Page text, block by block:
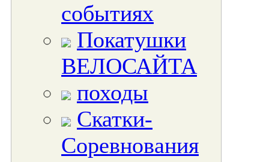
событиях
Покатушки
ВЕЛОСАЙТА
походы
Скатки-
Соревнования